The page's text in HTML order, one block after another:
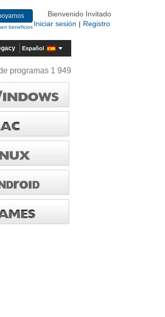
beneficios
Bienvenido Invitado
Iniciar sesión
Registro
Español
programas 1 949